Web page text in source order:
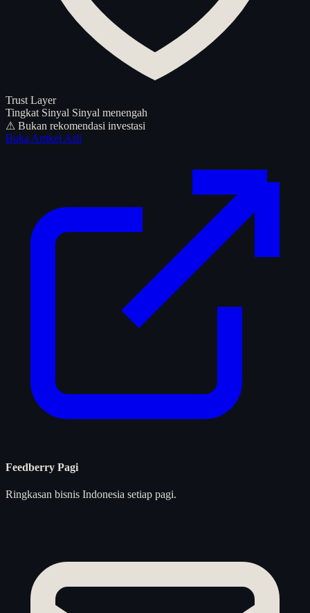
Trust Layer
Tingkat Sinyal Sinyal menengah
⚠ Bukan rekomendasi investasi
Buka Artikel Asli
Feedberry Pagi
Ringkasan bisnis Indonesia setiap pagi.